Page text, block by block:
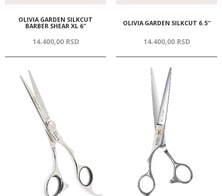
OLIVIA GARDEN SILKCUT
BARBER SHEAR XL 6''
14.400,00 RSD
OLIVIA GARDEN SILKCUT 6.5''
14.400,00 RSD